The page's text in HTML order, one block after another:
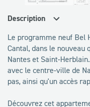
Description
Le programme neuf Bel
Cantal, dans le
Nantes et Saint-
avec le centre-ville de
pas, ainsi qu'un accès
Découvrez cet